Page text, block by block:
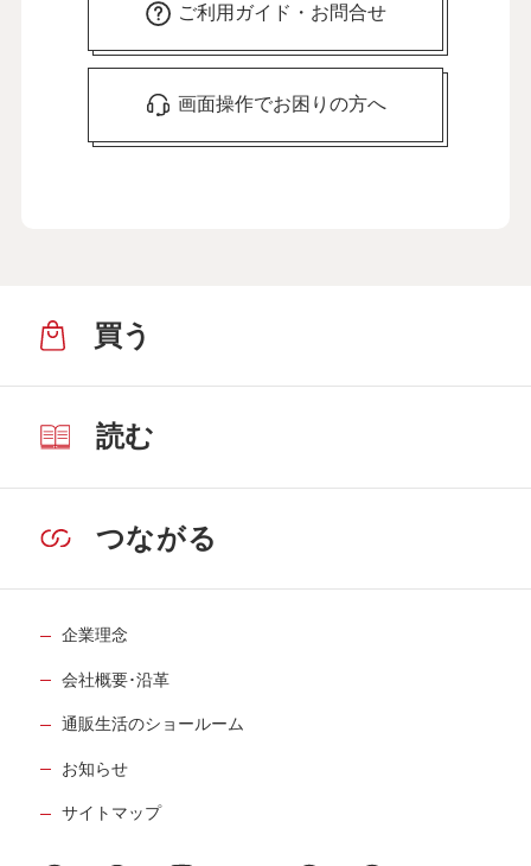
ご利用ガイド・お問合せ
画面操作でお困りの方へ
買う
読む
つながる
企業理念
会社概要･沿革
通販生活のショールーム
お知らせ
サイトマップ